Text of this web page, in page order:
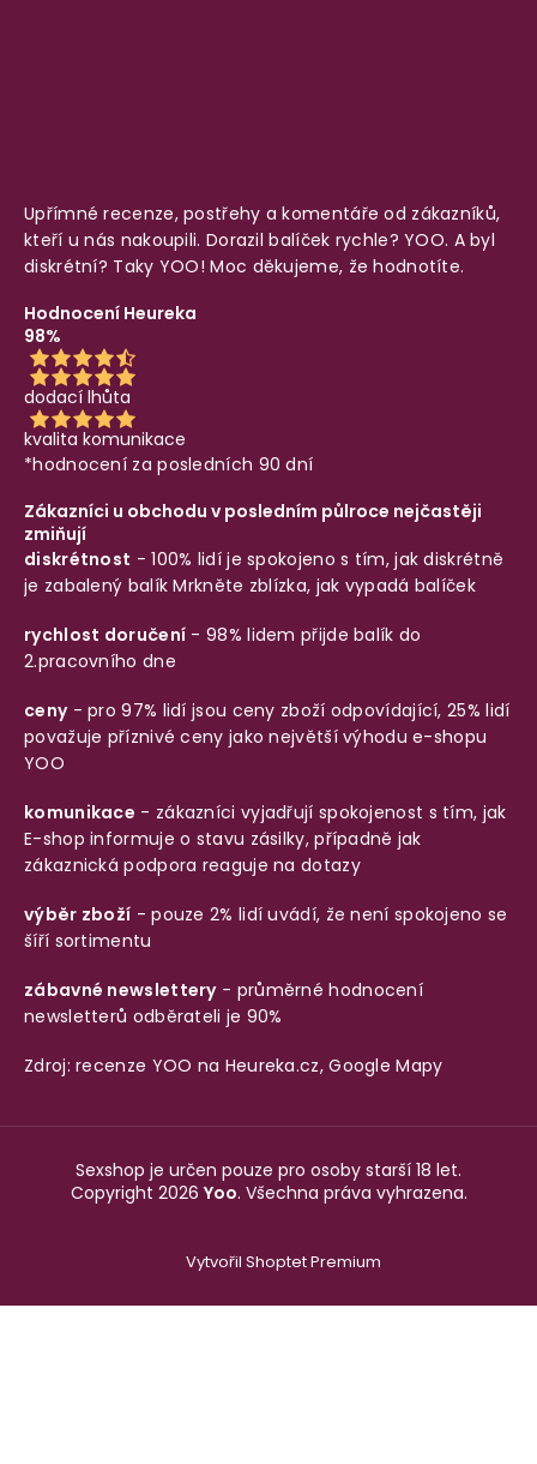
Upřímné recenze, postřehy a komentáře od zákazníků,
kteří u nás nakoupili. Dorazil balíček rychle? YOO. A byl
diskrétní? Taky YOO! Moc děkujeme, že hodnotíte.
Hodnocení Heureka
98%
dodací lhůta
kvalita komunikace
*hodnocení za posledních 90 dní
Zákazníci u obchodu v posledním půlroce nejčastěji
zmiňují
diskrétnost - 100% lidí je spokojeno s tím, jak diskrétně
je zabalený balíkMrkněte zblízka, jak vypadá balíček
rychlost doručení - 98% lidem přijde balík do
2.pracovního dne
ceny- pro 97% lidí jsou ceny zboží odpovídající, 25% lidí
považuje příznivé ceny jako největší výhodu e-shopu
YOO
komunikace - zákazníci vyjadřují spokojenost s tím, jak
E-shop informuje o stavu zásilky, případně jak
zákaznická podpora reaguje na dotazy
výběr zboží - pouze 2% lidí uvádí, že není spokojeno se
šíří sortimentu
zábavné newslettery- průměrné hodnocení
newsletterů odběrateli je 90%
Zdroj: recenze YOO na Heureka.cz,Google Mapy
Vytvořil Shoptet Premium
Sexshop je určen pouze pro osoby starší 18 let.
Copyright 2026 Yoo. Všechna práva vyhrazena.